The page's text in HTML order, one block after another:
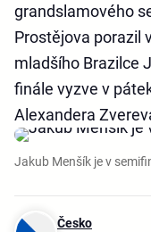
grandslamového
Prostějova porazil
mladšího Brazilce
finále vyzve v
Alexandera
Jakub Menšík je v
Česko